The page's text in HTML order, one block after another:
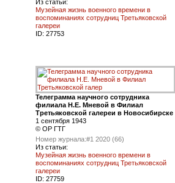
Из статьи:
Музейная жизнь военного времени в
воспоминаниях сотрудниц Третьяковской
галереи
ID: 27753
Телеграмма научного сотрудника
филиала Н.Е. Мневой в Филиал
Третьяковской галереи в Новосибирске
1 сентября 1943
© ОР ГТГ
Номер журнала:#1 2020 (66)
Из статьи:
Музейная жизнь военного времени в
воспоминаниях сотрудниц Третьяковской
галереи
ID: 27759